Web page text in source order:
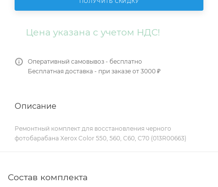
Цена указана с учетом НДС!
Оперативный самовывоз - бесплатно
Бесплатная доставка - при заказе от 3000 ₽
Описание
Ремонтный комплект для восстановления черного
фотобарабана Xerox Color 550, 560, C60, C70 (013R00663)
Состав комплекта